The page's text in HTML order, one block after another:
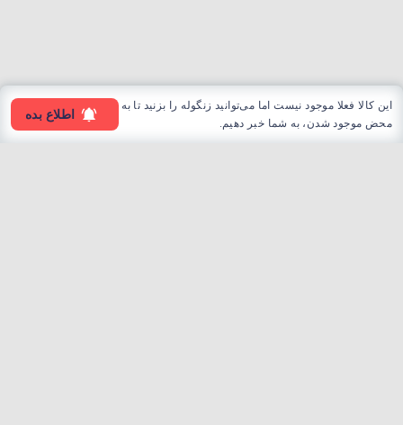
این کالا فعلا موجود نیست اما می‌توانید زنگوله را بزنید تا به
محض موجود شدن، به شما خبر دهیم.
اطلاع بده